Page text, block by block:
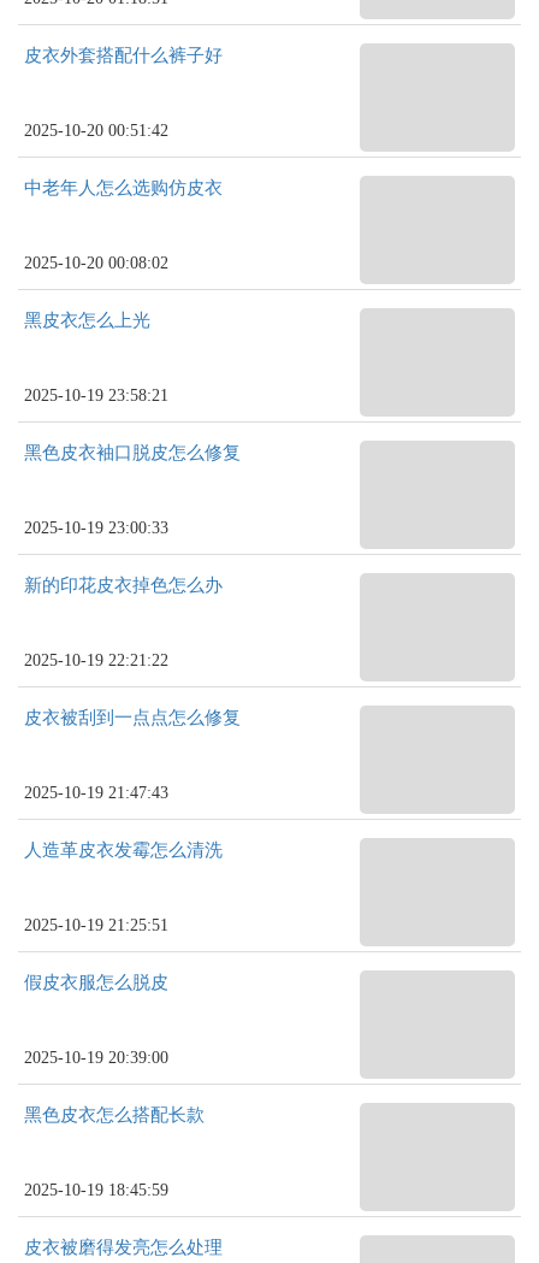
皮衣外套搭配什么裤子好
2025-10-20 00:51:42
中老年人怎么选购仿皮衣
2025-10-20 00:08:02
黑皮衣怎么上光
2025-10-19 23:58:21
黑色皮衣袖口脱皮怎么修复
2025-10-19 23:00:33
新的印花皮衣掉色怎么办
2025-10-19 22:21:22
皮衣被刮到一点点怎么修复
2025-10-19 21:47:43
人造革皮衣发霉怎么清洗
2025-10-19 21:25:51
假皮衣服怎么脱皮
2025-10-19 20:39:00
黑色皮衣怎么搭配长款
2025-10-19 18:45:59
皮衣被磨得发亮怎么处理